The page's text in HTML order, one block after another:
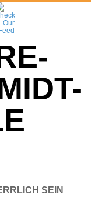
SEIN